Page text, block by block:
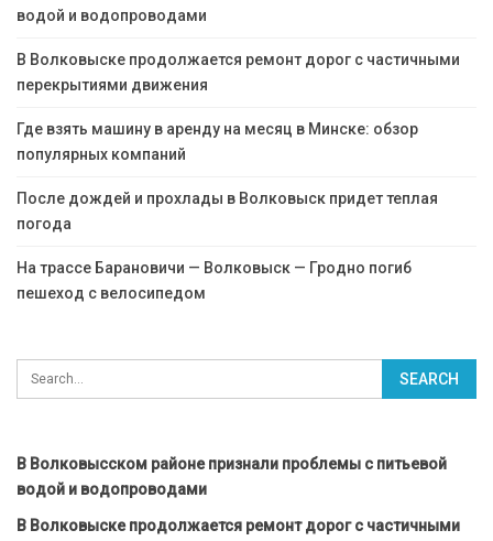
водой и водопроводами
В Волковыске продолжается ремонт дорог с частичными
перекрытиями движения
Где взять машину в аренду на месяц в Минске: обзор
популярных компаний
После дождей и прохлады в Волковыск придет теплая
погода
На трассе Барановичи — Волковыск — Гродно погиб
пешеход с велосипедом
В Волковысском районе признали проблемы с питьевой
водой и водопроводами
В Волковыске продолжается ремонт дорог с частичными